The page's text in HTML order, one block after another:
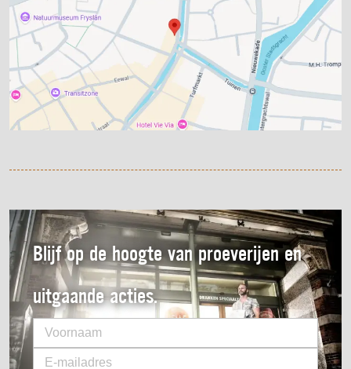
Blijf op de hoogte van proeverijen en
uitgaande acties.